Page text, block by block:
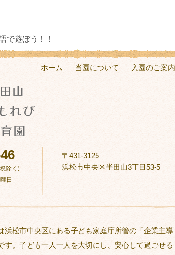
で遊ぼう！！
ホーム 当園について 入園のご案内
除く)
日
〒431-3125
浜松市中央区半田山3丁目53-5
浜松市中央区にある子ども家庭庁所管の「企業主導
す。子ども一人一人を大切にし、安心して過ごせる